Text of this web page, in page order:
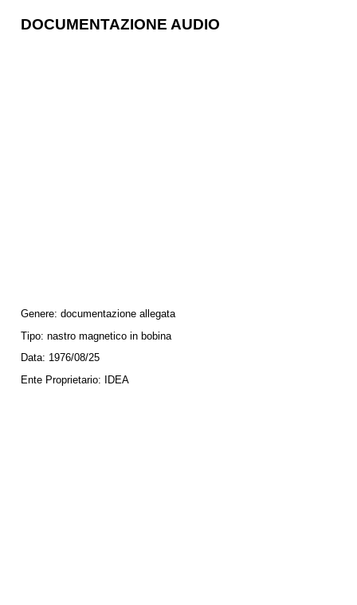
DOCUMENTAZIONE AUDIO
Genere: documentazione allegata
Tipo: nastro magnetico in bobina
Data: 1976/08/25
Ente Proprietario:
IDEA